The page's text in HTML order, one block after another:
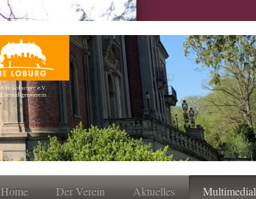
Home Der Verein Aktuelles Multimedial